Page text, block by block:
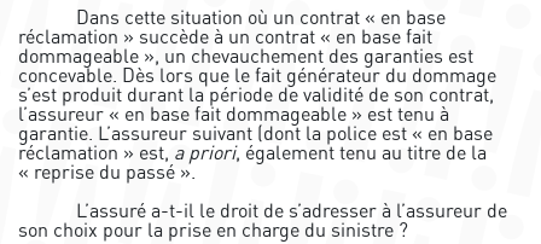
Dans cette situation où un contrat « en base
réclamation » succède à un contrat « en base fait
dommageable », un chevauchement des garanties est
concevable. Dès lors que le fait générateur du dommage
s’est produit durant la période de validité de son contrat,
l’assureur « en base fait dommageable » est tenu à
garantie. L’assureur suivant (dont la police est « en base
réclamation » est, a priori, également tenu au titre de la
« reprise du passé ».
L’assuré a-t-il le droit de s’adresser à l’assureur de
son choix pour la prise en charge du sinistre ?